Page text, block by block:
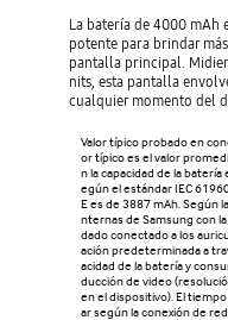
La batería de 4000 mAh
potente para brindar
pantalla principal.
nits, esta pantalla
cualquier momento del
Valor típico probado en
or típico es el valor
n la capacidad de la
egún el estándar IEC
E es de 3887 mAh. Según
nternas de Samsung con
dado conectado a los
ación predeterminada a
acidad de la batería y
ducción de video
en el dispositivo). El
ar según la conexión de